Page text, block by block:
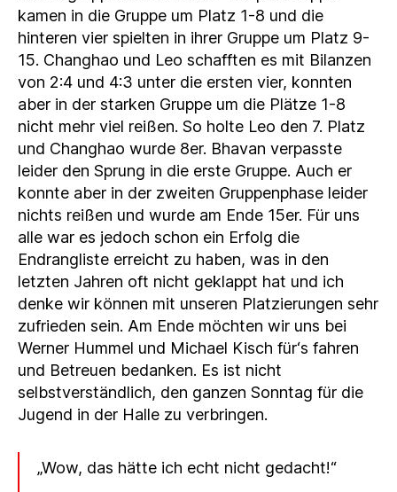
kamen in die Gruppe um Platz 1-8 und die
hinteren vier spielten in ihrer Gruppe um Platz 9-
15. Changhao und Leo schafften es mit Bilanzen
von 2:4 und 4:3 unter die ersten vier, konnten
aber in der starken Gruppe um die Plätze 1-8
nicht mehr viel reißen. So holte Leo den 7. Platz
und Changhao wurde 8er. Bhavan verpasste
leider den Sprung in die erste Gruppe. Auch er
konnte aber in der zweiten Gruppenphase leider
nichts reißen und wurde am Ende 15er. Für uns
alle war es jedoch schon ein Erfolg die
Endrangliste erreicht zu haben, was in den
letzten Jahren oft nicht geklappt hat und ich
denke wir können mit unseren Platzierungen sehr
zufrieden sein. Am Ende möchten wir uns bei
Werner Hummel und Michael Kisch für‘s fahren
und Betreuen bedanken. Es ist nicht
selbstverständlich, den ganzen Sonntag für die
Jugend in der Halle zu verbringen.
„Wow, das hätte ich echt nicht gedacht!“